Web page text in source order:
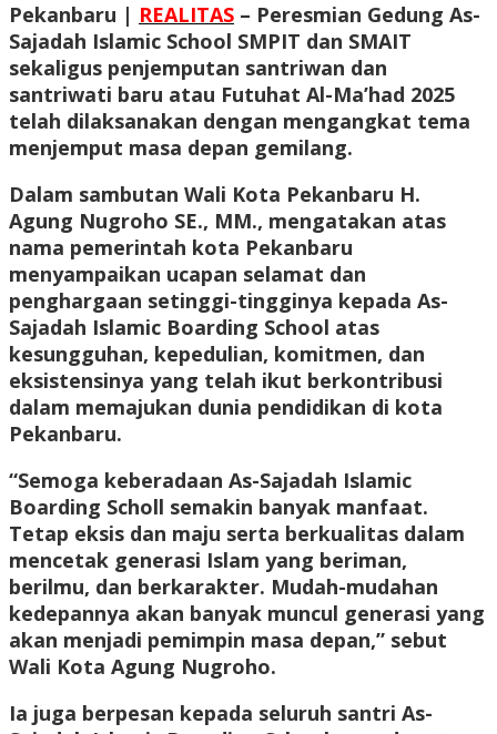
Pekanbaru | REALITAS – Peresmian Gedung As-
Sajadah Islamic School SMPIT dan SMAIT
sekaligus penjemputan santriwan dan
santriwati baru atau Futuhat Al-Ma’had 2025
telah dilaksanakan dengan mengangkat tema
menjemput masa depan gemilang.
Dalam sambutan Wali Kota Pekanbaru H.
Agung Nugroho SE., MM., mengatakan atas
nama pemerintah kota Pekanbaru
menyampaikan ucapan selamat dan
penghargaan setinggi-tingginya kepada As-
Sajadah Islamic Boarding School atas
kesungguhan, kepedulian, komitmen, dan
eksistensinya yang telah ikut berkontribusi
dalam memajukan dunia pendidikan di kota
Pekanbaru.
“Semoga keberadaan As-Sajadah Islamic
Boarding Scholl semakin banyak manfaat.
Tetap eksis dan maju serta berkualitas dalam
mencetak generasi Islam yang beriman,
berilmu, dan berkarakter. Mudah-mudahan
kedepannya akan banyak muncul generasi yang
akan menjadi pemimpin masa depan,” sebut
Wali Kota Agung Nugroho.
Ia juga berpesan kepada seluruh santri As-